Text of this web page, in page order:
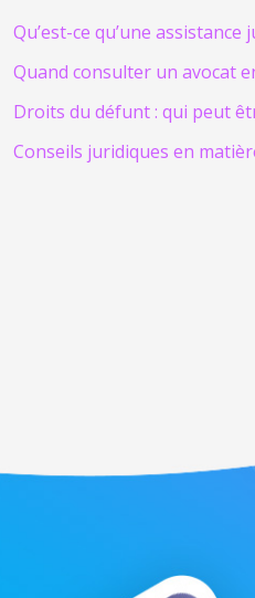
Qu’est-ce qu’une assistance
Quand consulter un avocat
Droits du défunt : qui peut
Conseils juridiques en